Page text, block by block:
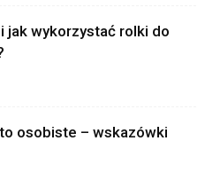
jak wykorzystać rolki do
osobiste – wskazówki